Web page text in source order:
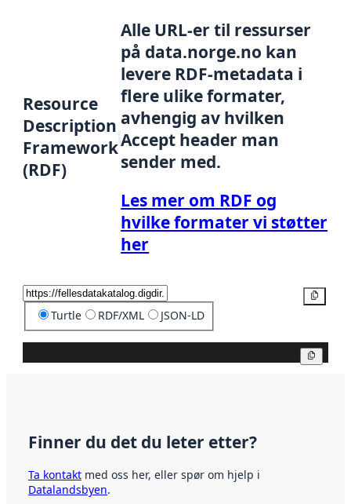
Resource
Description
Framework
(RDF)
Alle URL-er til ressurser
på data.norge.no kan
levere RDF-metadata i
flere ulike formater,
avhengig av hvilken
Accept header man
sender med.
Les mer om RDF og
hvilke formater vi støtter
her
Turtle RDF/XML JSON-LD
Finner du det du leter etter?
Ta kontakt med oss her, eller spør om hjelp i
Datalandsbyen.